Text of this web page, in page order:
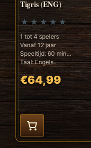
Tigris (ENG)
1 tot 4 spelers
Vanaf 12 jaar
Speeltijd: 60 min
Taal: Engels..
€64,99